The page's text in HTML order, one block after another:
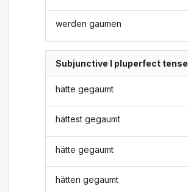
werden gaumen
Subjunctive I pluperfect tense
hätte gegaumt
hättest gegaumt
hätte gegaumt
hätten gegaumt